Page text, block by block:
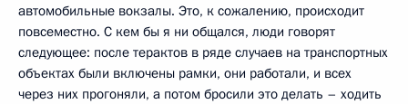
автомобильные вокзалы. Это, к сожалению, происходит
повсеместно. С кем бы я ни общался, люди говорят
следующее: после терактов в ряде случаев на транспортных
объектах были включены рамки, они работали, и всех
через них прогоняли, а потом бросили это делать – ходить